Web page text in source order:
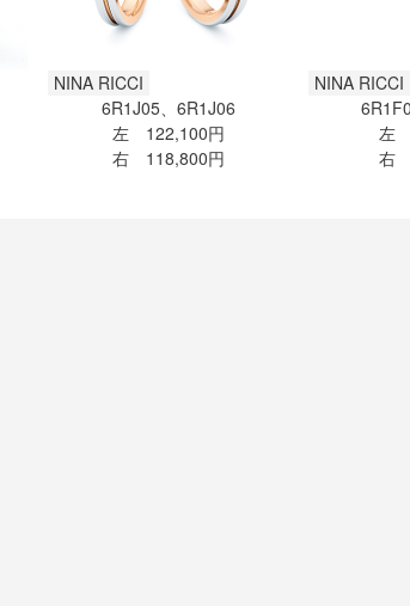
NINA RICCI
6R1J05、6R1J06
左 122,100円
右 118,800円
NINA RICCI
左
右